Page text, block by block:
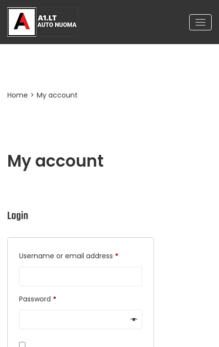
Home > My account
My account
Login
Username or email address *Required
Password *Required